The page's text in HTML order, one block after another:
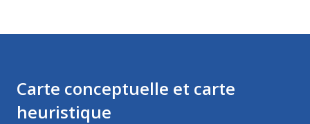
Carte conceptuelle et carte
heuristique